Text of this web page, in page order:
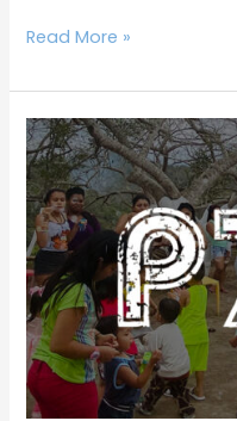
Read More »
Portoviejo
7.8